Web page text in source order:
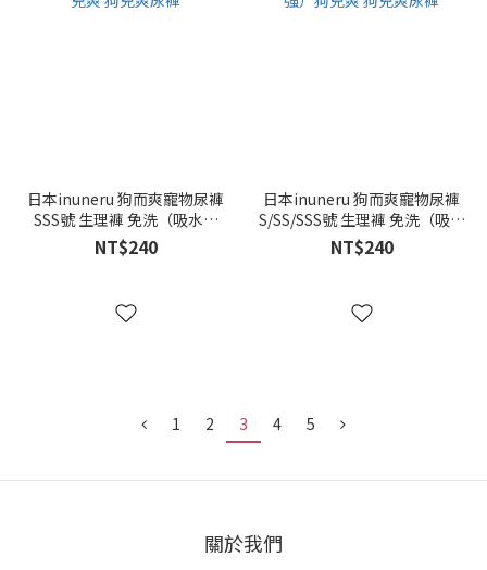
日本inuneru 狗而爽寵物尿褲
SSS號 生理褲 免洗（吸水力
強）狗兒爽 狗兒爽尿褲
NT$240
日本inuneru 狗而爽寵物尿褲
S/SS/SSS號 生理褲 免洗（吸水
力強）狗兒爽 狗兒爽尿褲
NT$240
1 2 3 4 5
關於我們